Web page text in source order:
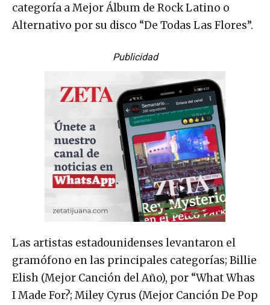
categoría a Mejor Álbum de Rock Latino o
Alternativo por su disco “De Todas Las Flores”.
Publicidad
Las artistas estadounidenses levantaron el
gramófono en las principales categorías; Billie
Elish (Mejor Canción del Año), por “What Whas
I Made For?; Miley Cyrus (Mejor Canción De Pop